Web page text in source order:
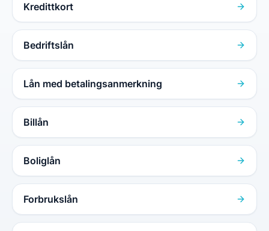
Kredittkort
Bedriftslån
Lån med betalingsanmerkning
Billån
Boliglån
Forbrukslån